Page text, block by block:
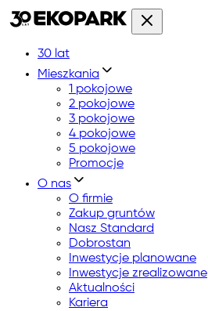
30 lat
Mieszkania
1 pokojowe
2 pokojowe
3 pokojowe
4 pokojowe
5 pokojowe
Promocje
O nas
O firmie
Zakup gruntów
Nasz Standard
Dobrostan
Inwestycje planowane
Inwestycje zrealizowane
Aktualności
Kariera